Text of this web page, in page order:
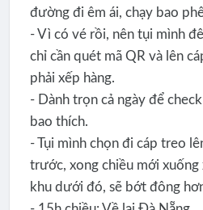
đường đi êm ái, chạy bao
- Vì có vé rồi, nên tụi mình
chỉ cần quét mã QR và lên
phải xếp hàng.
- Dành trọn cả ngày để
bao thích.
- Tụi mình chọn đi cáp treo
trước, xong chiều mới xuống
khu dưới đó, sẽ bớt đông